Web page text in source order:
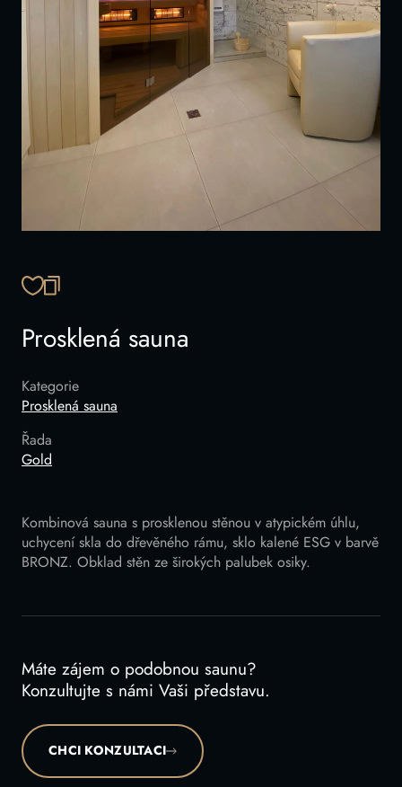
ZKOPÍROVAT ODKAZ
Prosklená sauna
Kategorie
Prosklená sauna
Řada
Gold
Kombinová sauna s prosklenou stěnou v atypickém úhlu,
uchycení skla do dřevěného rámu, sklo kalené ESG v barvě
BRONZ. Obklad stěn ze širokých palubek osiky.
Máte zájem o podobnou saunu?
Konzultujte s námi Vaši představu.
CHCI KONZULTACI